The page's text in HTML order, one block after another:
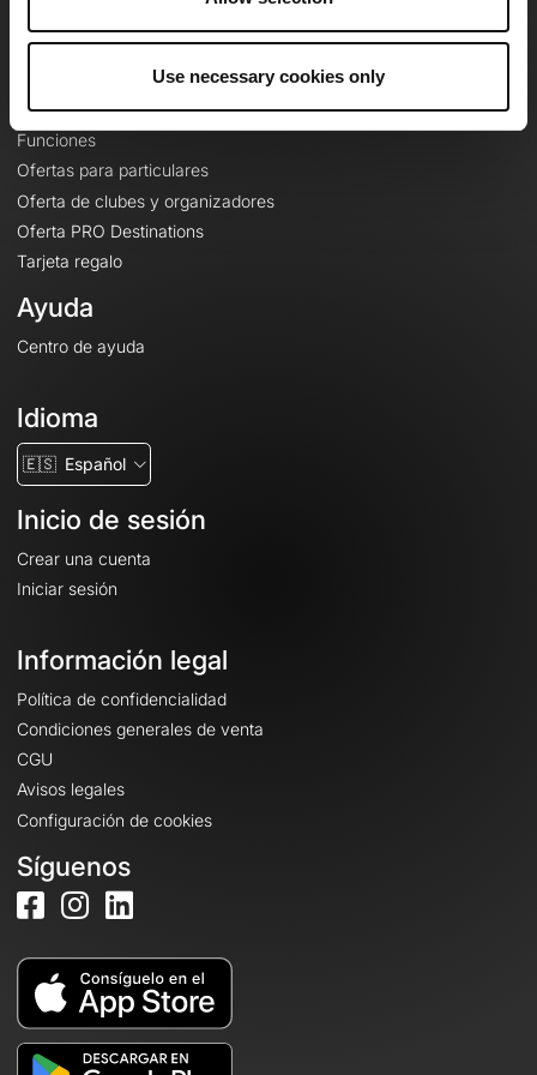
Use necessary cookies only
Le Mag'
Mapas base topográficos
Funciones
Ofertas para particulares
Oferta de clubes y organizadores
Oferta PRO Destinations
Tarjeta regalo
Ayuda
Centro de ayuda
Idioma
🇪🇸 Español
Inicio de sesión
Crear una cuenta
Iniciar sesión
Información legal
Política de confidencialidad
Condiciones generales de venta
CGU
Avisos legales
Configuración de cookies
Síguenos